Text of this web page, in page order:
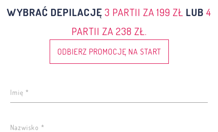
WYBRAĆ DEPILACJĘ 3 PARTII ZA 199 ZŁ LUB 4
PARTII ZA 238 ZŁ.
ODBIERZ PROMOCJĘ NA START
Imię *
Nazwisko *